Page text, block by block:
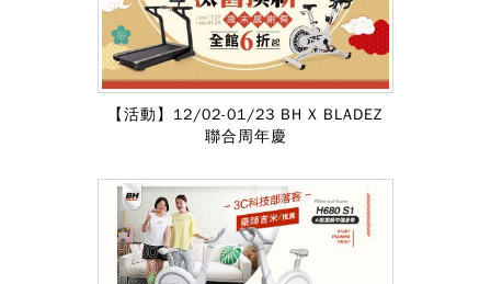
【活動】12/02-01/23 BH X BLADEZ
聯合周年慶